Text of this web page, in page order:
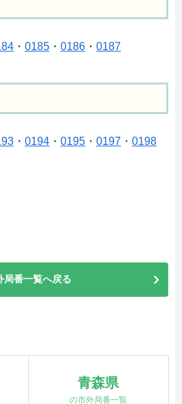
・ 0185 ・ 0186 ・ 0187
・ 0194 ・ 0195 ・ 0197 ・ 0198
局番一覧へ戻る
青森県
の市外局番一覧